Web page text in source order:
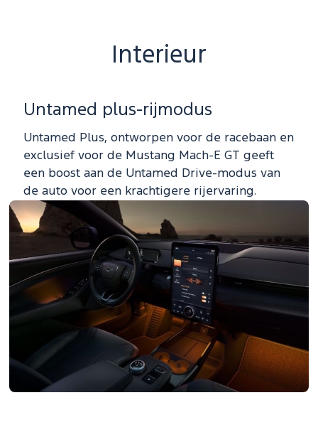
Interieur
Untamed plus-rijmodus
Untamed Plus, ontworpen voor de racebaan en
exclusief voor de Mustang Mach-E GT geeft
een boost aan de Untamed Drive-modus van
de auto voor een krachtigere rijervaring.